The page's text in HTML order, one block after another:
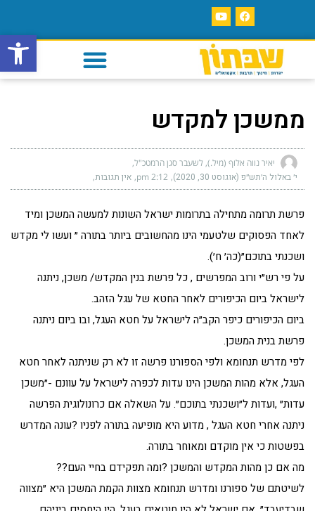
פתח
ממשכן למקדש
יאיר נווה אלוף (מיל.), לשעבר סגן הרמטכ"ל
י׳ באלול ה׳תש״פ (אוגוסט 30, 2020) 2:12 pm אין תגובות
פרשת תרומה מתחילה בתרומות ישראל השונות למעשה המשכן ומיד
לאחד הפסוקים שלטעמי הינו מהחשובים ביותר בתורה ״ ועשו לי מקדש
ושכנתי בתוכם״(כה׳ ח׳).
על פי רש״י ורוב המפרשים , כל פרשת בנין המקדש/ משכן, ניתנה
לישראל ביום הכיפורים לאחר החטא של עגל הזהב.
ביום הכיפורים כיפר הקב״ה לישראל על חטא העגל, ובו ביום ניתנה
פרשת בנית המשכן.
לפי מדרש תנחומא ולפי הספורנו פרשה זו לא רק שניתנה לאחר חטא
העגל, אלא מהות המשכן הינו עדות לכפרה לישראל על עוונם -״משכן
עדות״ ,ועדות ל״ושכנתי בתוכם״. על השאלה אם כרונולוגית הפרשה
ניתנה אחרי חטא העגל , מדוע היא מופיעה בתורה לפניו ?עונה המדרש
בפשטות כי אין מוקדם ומאוחר בתורה.
מה אם כן מהות המקדש והמשכן ?ומה תפקידם בחיי העם??
לשיטתם של ספורנו ומדרש תנחומא מצוות הקמת המשכן היא ״מצווה